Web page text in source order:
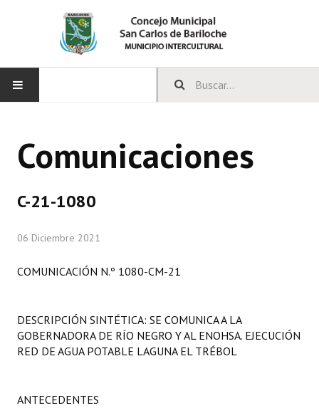
CONCEJO
Comisiones Especiales
Programas
Constitución Nacional
Comunicaciones
C-21-1080
06 Diciembre 2021
COMUNICACIÓN N.º 1080-CM-21
DESCRIPCIÓN SINTÉTICA: SE COMUNICA A LA
GOBERNADORA DE RÍO NEGRO Y AL ENOHSA. EJECUCIÓN
RED DE AGUA POTABLE LAGUNA EL TRÉBOL
ANTECEDENTES